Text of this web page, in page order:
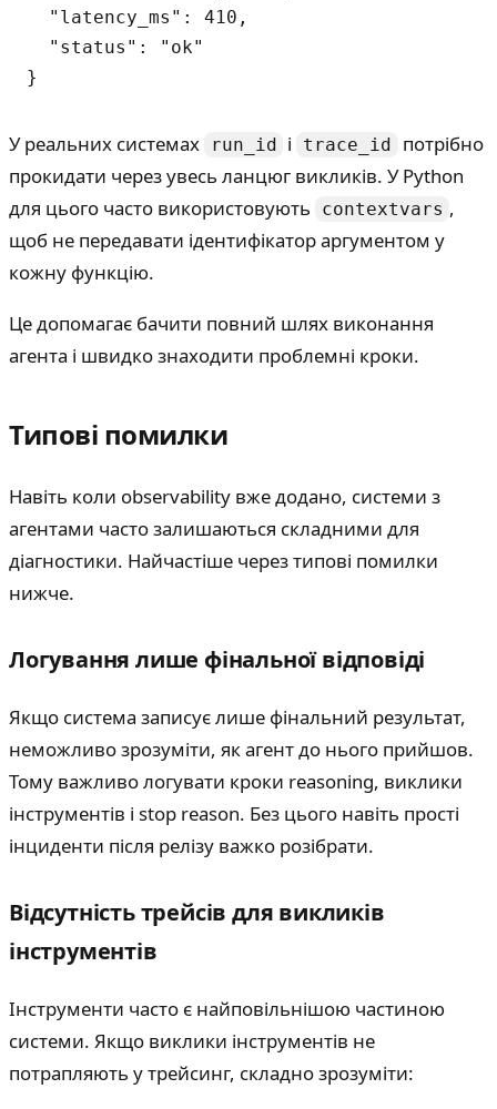
  "latency_ms": 410,
  "status": "ok"
У реальних системах run_id і trace_id
потрібно
прокидати через увесь ланцюг викликів. У Python
для цього часто використовують
contextvars ,
щоб не передавати ідентифікатор аргументом у
кожну функцію.
Це допомагає бачити повний шлях виконання
агента і швидко знаходити проблемні кроки.
Типові помилки
Навіть коли observability вже додано, системи з
агентами часто залишаються складними для
діагностики. Найчастіше через типові помилки
нижче.
Логування лише фінальної відповіді
Якщо система записує лише фінальний результат,
неможливо зрозуміти, як агент до нього прийшов.
Тому важливо логувати кроки reasoning, виклики
інструментів і stop reason. Без цього навіть прості
інциденти після релізу важко розібрати.
Відсутність трейсів для викликів
інструментів
Інструменти часто є найповільнішою частиною
системи. Якщо виклики інструментів не
потрапляють у трейсинг, складно зрозуміти: